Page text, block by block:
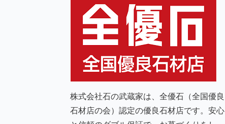
株式会社石の武蔵家は、全優石（全国優良
石材店の会）認定の優良石材店です。安心